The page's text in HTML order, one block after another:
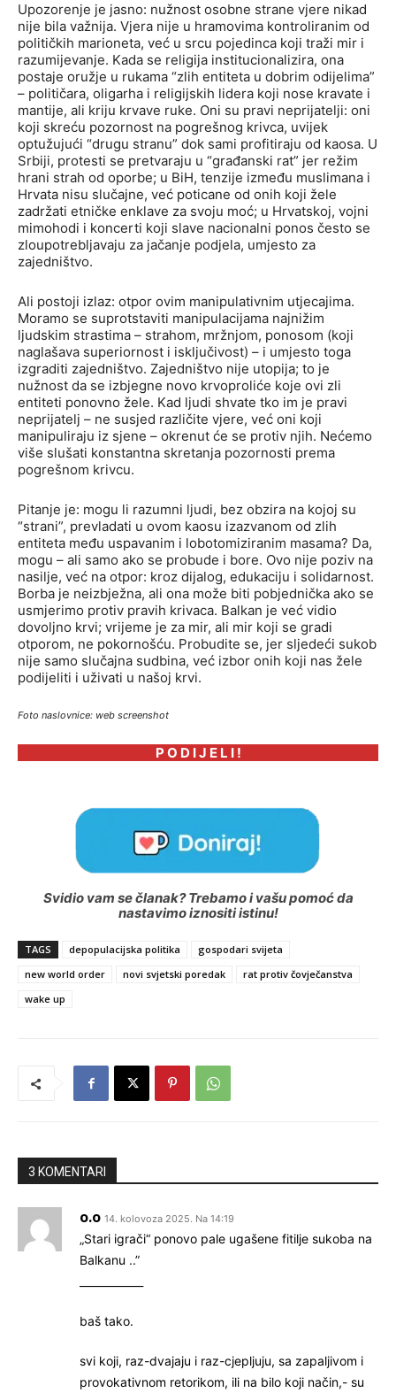
Upozorenje je jasno: nužnost osobne strane vjere nikad
nije bila važnija. Vjera nije u hramovima kontroliranim od
političkih marioneta, već u srcu pojedinca koji traži mir i
razumijevanje. Kada se religija institucionalizira, ona
postaje oružje u rukama “zlih entiteta u dobrim odijelima”
– političara, oligarha i religijskih lidera koji nose kravate i
mantije, ali kriju krvave ruke. Oni su pravi neprijatelji: oni
koji skreću pozornost na pogrešnog krivca, uvijek
optužujući “drugu stranu” dok sami profitiraju od kaosa. U
Srbiji, protesti se pretvaraju u “građanski rat” jer režim
hrani strah od oporbe; u BiH, tenzije između muslimana i
Hrvata nisu slučajne, već poticane od onih koji žele
zadržati etničke enklave za svoju moć; u Hrvatskoj, vojni
mimohodi i koncerti koji slave nacionalni ponos često se
zloupotrebljavaju za jačanje podjela, umjesto za
zajedništvo.
Ali postoji izlaz: otpor ovim manipulativnim utjecajima.
Moramo se suprotstaviti manipulacijama najnižim
ljudskim strastima – strahom, mržnjom, ponosom (koji
naglašava superiornost i isključivost) – i umjesto toga
izgraditi zajedništvo. Zajedništvo nije utopija; to je
nužnost da se izbjegne novo krvoproliće koje ovi zli
entiteti ponovno žele. Kad ljudi shvate tko im je pravi
neprijatelj – ne susjed različite vjere, već oni koji
manipuliraju iz sjene – okrenut će se protiv njih. Nećemo
više slušati konstantna skretanja pozornosti prema
pogrešnom krivcu.
Pitanje je: mogu li razumni ljudi, bez obzira na kojoj su
“strani”, prevladati u ovom kaosu izazvanom od zlih
entiteta među uspavanim i lobotomiziranim masama? Da,
mogu – ali samo ako se probude i bore. Ovo nije poziv na
nasilje, već na otpor: kroz dijalog, edukaciju i solidarnost.
Borba je neizbježna, ali ona može biti pobjednička ako se
usmjerimo protiv pravih krivaca. Balkan je već vidio
dovoljno krvi; vrijeme je za mir, ali mir koji se gradi
otporom, ne pokornošću. Probudite se, jer sljedeći sukob
nije samo slučajna sudbina, već izbor onih koji nas žele
podijeliti i uživati u našoj krvi.
Foto naslovnice: web screenshot
P O D I J E L I !
Svidio vam se članak? Trebamo i vašu pomoć da
nastavimo iznositi istinu!
TAGS depopulacijska politika
gospodari svijeta
new world order
novi svjetski poredak
rat protiv čovječanstva
wake up
3 KOMENTARI
o.o 14. kolovoza 2025. Na 14:19
„Stari igrači“ ponovo pale ugašene fitilje sukoba na
Balkanu ..”
baš tako.
svi koji, raz-dvajaju i raz-cjepljuju, sa zapaljivom i
provokativnom retorikom, ili na bilo koji način,- su